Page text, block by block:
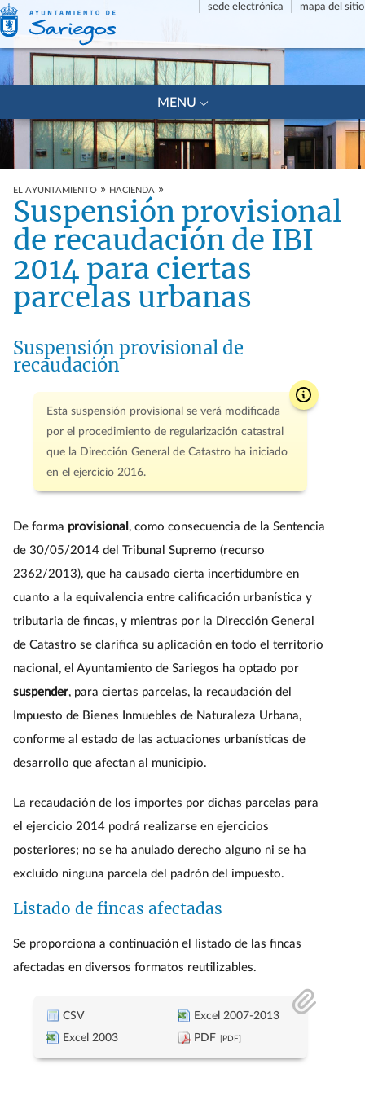
sede electrónica mapa del sitio
MENU +
EL AYUNTAMIENTO » HACIENDA »
Suspensión provisional
de recaudación de IBI
2014 para ciertas
parcelas urbanas
Suspensión provisional de
recaudación
Esta suspensión provisional se verá modificada
por el procedimiento de regularización catastral
que la Dirección General de Catastro ha iniciado
en el ejercicio 2016.
De forma provisional , como consecuencia de la Sentencia
de 30/05/2014 del Tribunal Supremo (recurso
2362/2013), que ha causado cierta incertidumbre en
cuanto a la equivalencia entre calificación urbanística y
tributaria de fincas, y mientras por la Dirección General
de Catastro se clarifica su aplicación en todo el territorio
nacional, el Ayuntamiento de Sariegos ha optado por
suspender, para ciertas parcelas, la recaudación del
Impuesto de Bienes Inmuebles de Naturaleza Urbana,
conforme al estado de las actuaciones urbanísticas de
desarrollo que afectan al municipio.
La recaudación de los importes por dichas parcelas para
el ejercicio 2014 podrá realizarse en ejercicios
posteriores; no se ha anulado derecho alguno ni se ha
excluido ninguna parcela del padrón del impuesto.
Listado de fincas afectadas
Se proporciona a continuación el listado de las fincas
afectadas en diversos formatos reutilizables.
CSV
Excel 2003
Excel 2007-2013
PDF